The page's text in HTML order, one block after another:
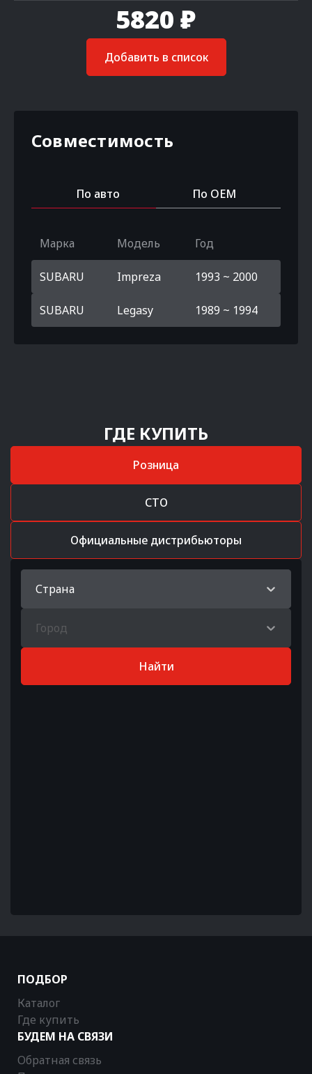
5820 ₽
Добавить в список
Совместимость
По авто По OEM
Марка Модель Год
SUBARU Impreza 1993 ~ 2000
SUBARU Legasy 1989 ~ 1994
ГДЕ КУПИТЬ
Розница
СТО
Официальные дистрибьюторы
Страна
Город
Найти
ПОДБОР
Каталог
Где купить
БУДЕМ НА СВЯЗИ
Обратная связь